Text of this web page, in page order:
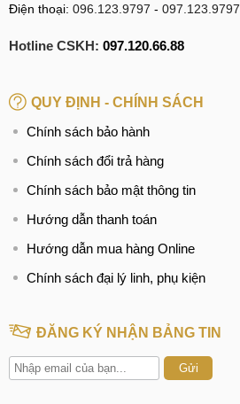
Điện thoại: 096.123.9797 - 097.123.9797
Hotline CSKH: 097.120.66.88
QUY ĐỊNH - CHÍNH SÁCH
Chính sách bảo hành
Chính sách đổi trả hàng
Chính sách bảo mật thông tin
Hướng dẫn thanh toán
Hướng dẫn mua hàng Online
Chính sách đại lý linh, phụ kiện
ĐĂNG KÝ NHẬN BẢNG TIN
Gửi